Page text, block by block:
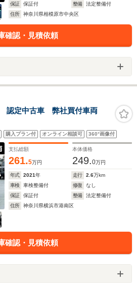
保証
保証付 整備
法定整備付
住所
神奈川県相模原市中央区
確認・見積依頼
認定中古車 弊社買付車両
購入プラン付 オンライン相談可 360°画像付
支払総額
261.5万円
本体価格
249.0万円
年式 2021年 走行 2.6万km
車検
車検整備付 修復
なし
保証
保証付 整備
法定整備付
住所
神奈川県横浜市港南区
確認・見積依頼